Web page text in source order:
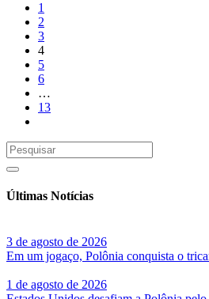
1
2
3
4
5
6
…
13
Últimas Notícias
3 de agosto de 2026
Em um jogaço, Polônia conquista o
1 de agosto de 2026